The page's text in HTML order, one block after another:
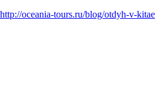
http://oceania-tours.ru/blog/otdyh-v-kitae